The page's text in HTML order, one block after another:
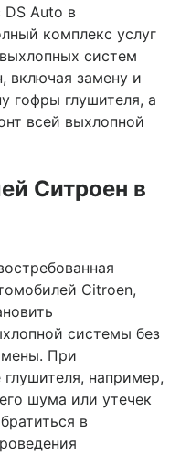
DS Auto в
комплекс услуг
систем
включая замену и
гофры глушителя, а
всей выхлопной
Ситроен в
Citroen,
системы без
При
например,
шума или утечек
в